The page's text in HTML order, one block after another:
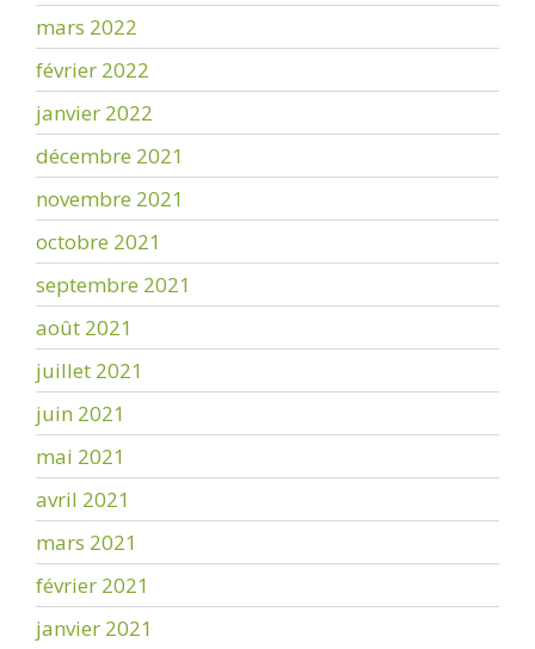
mars 2022
février 2022
janvier 2022
décembre 2021
novembre 2021
octobre 2021
septembre 2021
août 2021
juillet 2021
juin 2021
mai 2021
avril 2021
mars 2021
février 2021
janvier 2021